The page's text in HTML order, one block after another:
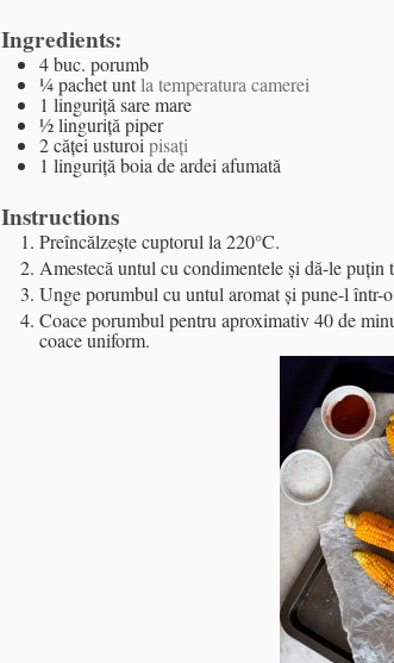
Ingredients:
4buc. porumb
¼pachetuntla temperatura camerei
1 linguriţă sare mare
½linguriţă piper
2căţei usturoipisaţi
1 linguriţă boia de ardei afumată
Instructions
Preîncălzeşte cuptorul la 220°C.
Amestecă untul cu condimentele şi dă-le puţin
Unge porumbul cu untul aromat şi pune-l într-
Coace porumbul pentru aproximativ 40 de
coace uniform.